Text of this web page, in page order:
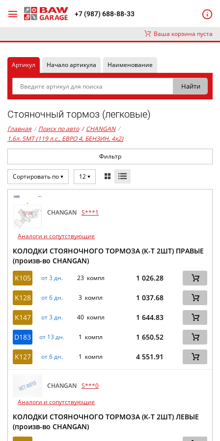
+7 (987) 688-88-33
Ваша корзина пуста
Артикул Начало артикула Наименование
Стояночный тормоз (легковые)
Главная / Поиск по авто / CHANGAN /
1,6л. 5MT (119 л.с., ЕВРО 4, БЕНЗИН, 4x2)
Фильтр
Сортировать по 12
CHANGAN S***1
Аналоги и сопутствующие
КОЛОДКИ СТОЯНОЧНОГО ТОРМОЗА (К-Т 2ШТ) ПРАВЫЕ
(произв-во CHANGAN)
K105
от 3 дн. 23 компл 1 026.28
K128 от 6 дн. 3 компл 1 037.68
K147 от 3 дн. 40 компл 1 644.83
D183 от 13 дн. 1 компл 1 650.52
K127 от 6 дн. 1 компл 4 551.91
CHANGAN S***0
Аналоги и сопутствующие
КОЛОДКИ СТОЯНОЧНОГО ТОРМОЗА (К-Т 2ШТ) ЛЕВЫЕ
(произв-во CHANGAN)